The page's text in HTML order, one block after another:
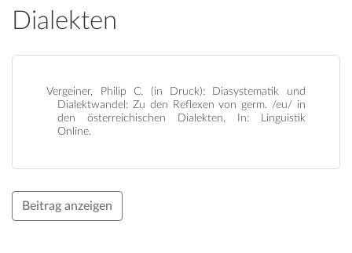
Dialekten
Vergeiner, Philip C. (in Druck): Diasystematik und
Dialektwandel: Zu den Reflexen von germ. /eu/ in
den österreichischen Dialekten. In: Linguistik
Online.
Beitrag anzeigen